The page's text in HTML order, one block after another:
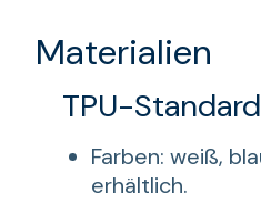
Materialien
TPU-
Farben: weiß,
erhältlich.